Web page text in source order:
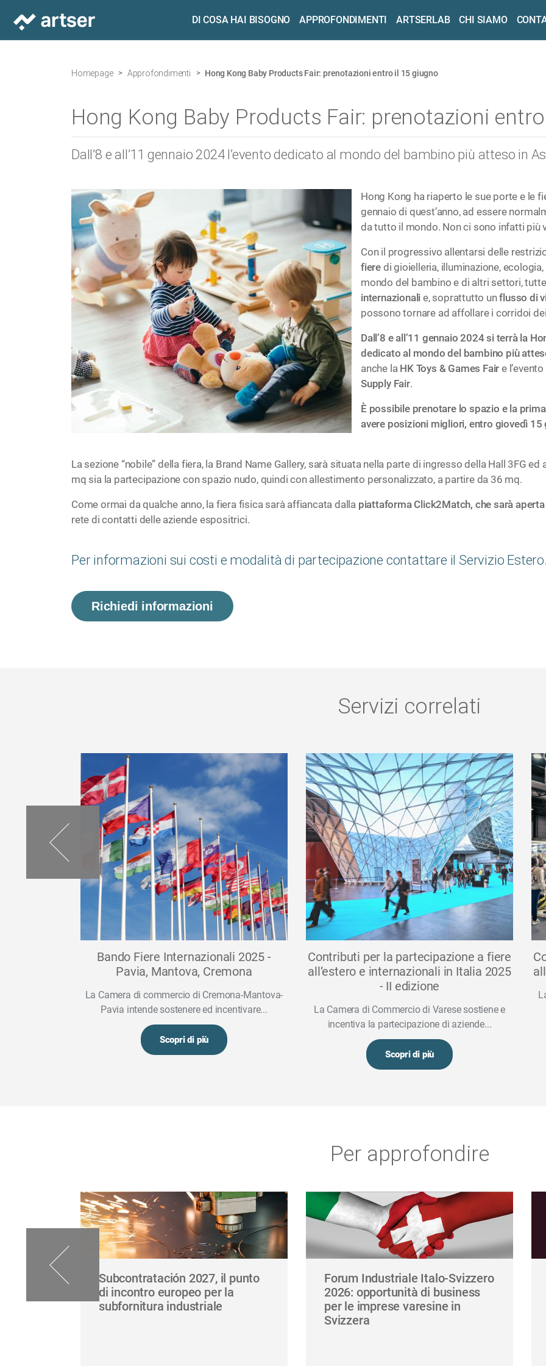
DI COSA HAI BISOGNO APPROFONDIMENTI ARTSERLAB CHI SIAMO
Homepage Approfondimenti Hong Kong Baby Products Fair: prenotazioni entro il 15 giugno
Hong Kong Baby Products Fair: prenotazioni
Dall’8 e all’11 gennaio 2024 l’evento dedicato al mondo del bambino più atteso in
Hong Kong ha riaperto le sue porte e le
gennaio di quest’anno, ad essere
da tutto il mondo. Non ci sono infatti più
Con il progressivo allentarsi delle
fiere di gioielleria, illuminazione,
mondo del bambino e di altri settori,
internazionali e, soprattutto unflusso di
possono tornare ad affollare i corridoi
Dall’8 e all’11 gennaio 2024 si terrà la
dedicato al mondo del bambino più
anche la HK Toys & Games Faire
Supply Fair.
È possibile prenotare lo spazio e la
avere posizioni migliori, entro giovedì 15
La sezione “nobile” della fiera, la Brand Name Gallery, sarà situata nella parte di ingresso della Hall 3FG
mq sia la partecipazione con spazio nudo, quindi con allestimento personalizzato, a partire da 36 mq.
Come ormai da qualche anno, la fiera fisica sarà affiancata dalla piattaforma Click2Match, che sarà
rete di contatti delle aziende espositrici.
Per informazioni sui costi e modalità di partecipazione contattare il Servizio
Richiedi informazioni
Servizi correlati
Bando Fiere Internazionali 2025 -
Pavia, Mantova, Cremona
La Camera di commercio di Cremona-Mantova-
Pavia intende sostenere ed incentivare...
Scopri di più
Contributi per la partecipazione a fiere
all’estero e internazionali in Italia 2025
- II edizione
La Camera di Commercio di Varese sostiene e
incentiva la partecipazione di aziende...
Scopri di più
Per approfondire
più
Subcontratación 2027, il punto
di incontro europeo per la
subfornitura industriale
Forum Industriale Italo-Svizzero
2026: opportunità di business
per le imprese varesine in
Svizzera